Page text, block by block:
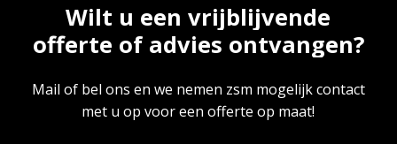
Wilt u een vrijblijvende
offerte of advies ontvangen?
Mail of bel ons en we nemen zsm mogelijk contact
met u op voor een offerte op maat!